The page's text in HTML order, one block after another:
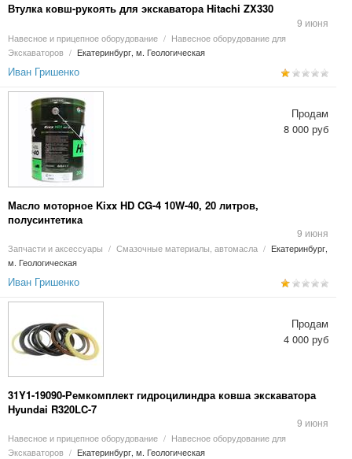
Втулка ковш-рукоять для экскаватора Hitachi ZX330
9 июня
Навесное и прицепное оборудование / Навесное оборудование для
Экскаваторов / Екатеринбург, м. Геологическая
Иван Гришенко
Масло моторное Kixx HD CG-4 10W-40, 20 литров,
полусинтетика
9 июня
Запчасти и аксессуары / Смазочные материалы, автомасла / Екатеринбург,
м. Геологическая
Продам
8 000 руб
Иван Гришенко
31Y1-19090-Ремкомплект гидроцилиндра ковша экскаватора
Hyundai R320LC-7
9 июня
Навесное и прицепное оборудование / Навесное оборудование для
Экскаваторов / Екатеринбург, м. Геологическая
Продам
4 000 руб